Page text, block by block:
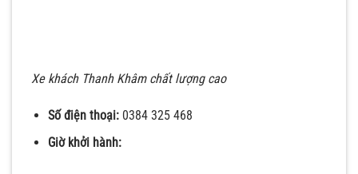
Xe khách Thanh Khâm chất lượng cao
Số điện thoại:0384 325 468
Giờ khởi hành: